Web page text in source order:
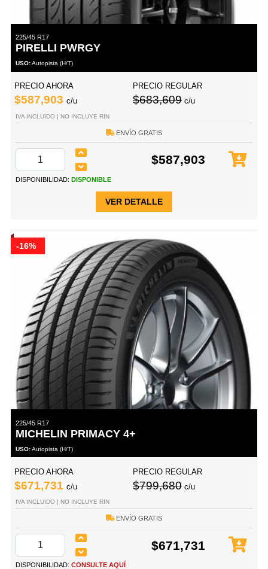
225/45 R17
PIRELLI PWRGY
USO:Autopista (H/T)
PRECIO AHORA
$587,903 c/u
PRECIO REGULAR
$683,609 c/u
IVA INCLUIDO | NO INCLUYE RIN
ENVÍO GRATIS
$587,903
DISPONIBILIDAD: DISPONIBLE
VER DETALLE
-16%
225/45 R17
MICHELIN PRIMACY 4+
USO:Autopista (H/T)
PRECIO AHORA
$671,731 c/u
PRECIO REGULAR
$799,680 c/u
IVA INCLUIDO | NO INCLUYE RIN
ENVÍO GRATIS
$671,731
DISPONIBILIDAD: CONSULTE AQUÍ